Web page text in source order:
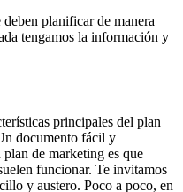
planificar de manera
tengamos la información y
principales del plan
documento fácil y
de marketing es que
funcionar. Te invitamos
y austero. Poco a poco, en